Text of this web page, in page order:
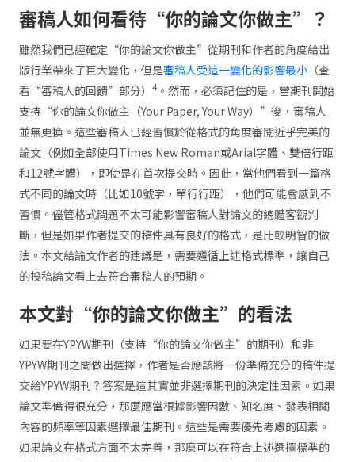
審稿人如何看待“你的論文你做主”？
雖然我們已經確定“你的論文你做主”從期刊和作者的角度給出
版行業帶來了巨大變化，但是審稿人受這一變化的影響最小（查
看“審稿人的回饋”部分）
4。然而，必須記住的是，當期刊開始
支持“你的論文你做主（Your Paper, Your Way）”後，審稿人
並無更換。這些審稿人已經習慣於從格式的角度審閱近乎完美的
論文（例如全部使用Times New Roman或Arial字體、雙倍行距
和12號字體），即使是在首次提交時。因此，當他們看到一篇格
式不同的論文時（比如10號字，單行行距），他們可能會感到不
習慣。儘管格式問題不太可能影響審稿人對論文的總體客觀判
斷，但是如果作者提交的稿件具有良好的格式，是比較明智的做
法。本文給論文作者的建議是，需要遵循上述格式標準，讓自己
的投稿論文看上去符合審稿人的預期。
本文對“你的論文你做主”的看法
如果要在YPYW期刊（支持“你的論文你做主”的期刊）和非
YPYW期刊之間做出選擇，作者是否應該將一份準備充分的稿件提
交給YPYW期刊？答案是這其實並非選擇期刊的決定性因素。如果
論文準備得很充分，那麼應當根據影響因數、知名度、發表相關
內容的頻率等因素選擇最佳期刊。這些是需要優先考慮的因素。
如果論文在格式方面不太完善，那麼可以在符合上述選擇標準的